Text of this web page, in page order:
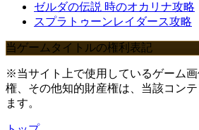
ゼルダの伝説 時のオカリナ攻略
スプラトゥーンレイダース攻略
当ゲームタイトルの権利表記
※当サイト上で使用しているゲーム
権、その他知的財産権は、当該コン
ます。